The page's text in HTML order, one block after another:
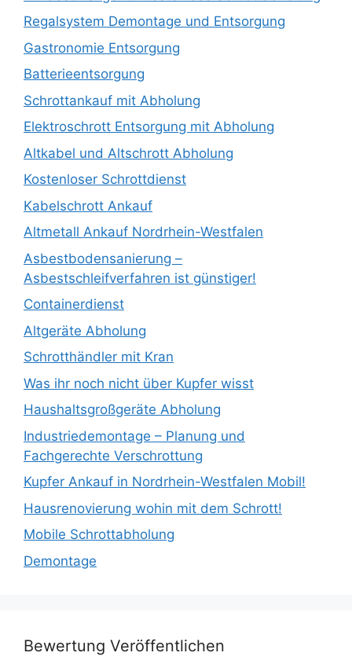
Regalsystem Demontage und Entsorgung
Gastronomie Entsorgung
Batterieentsorgung
Schrottankauf mit Abholung
Elektroschrott Entsorgung mit Abholung
Altkabel und Altschrott Abholung
Kostenloser Schrottdienst
Kabelschrott Ankauf
Altmetall Ankauf Nordrhein-Westfalen
Asbestbodensanierung –
Asbestschleifverfahren ist günstiger!
Containerdienst
Altgeräte Abholung
Schrotthändler mit Kran
Was ihr noch nicht über Kupfer wisst
Haushaltsgroßgeräte Abholung
Industriedemontage – Planung und
Fachgerechte Verschrottung
Kupfer Ankauf in Nordrhein-Westfalen Mobil!
Hausrenovierung wohin mit dem Schrott!
Mobile Schrottabholung
Demontage
Bewertung Veröffentlichen